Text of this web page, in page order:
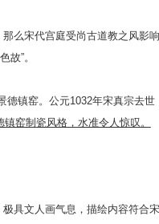
么宋代宫庭受尚古道教之风影
”。
镇窑。公元1032年宋真宗去世
窑制瓷风格，水准令人惊叹。
具文人画气息，描绘内容符合